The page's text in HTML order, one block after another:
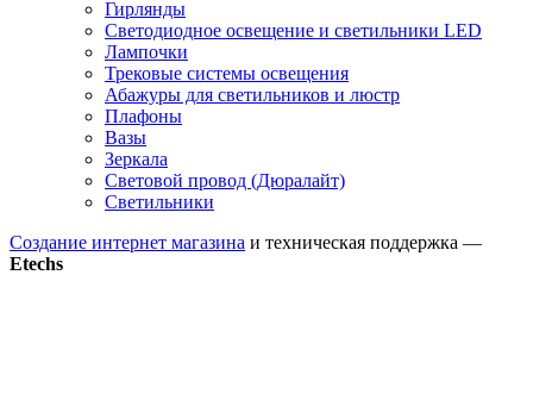
Гирлянды
Светодиодное освещение и светильники LED
Лампочки
Трековые системы освещения
Абажуры для светильников и люстр
Плафоны
Вазы
Зеркала
Световой провод (Дюралайт)
Светильники
Создание интернет магазина и техническая поддержка —
Etechs